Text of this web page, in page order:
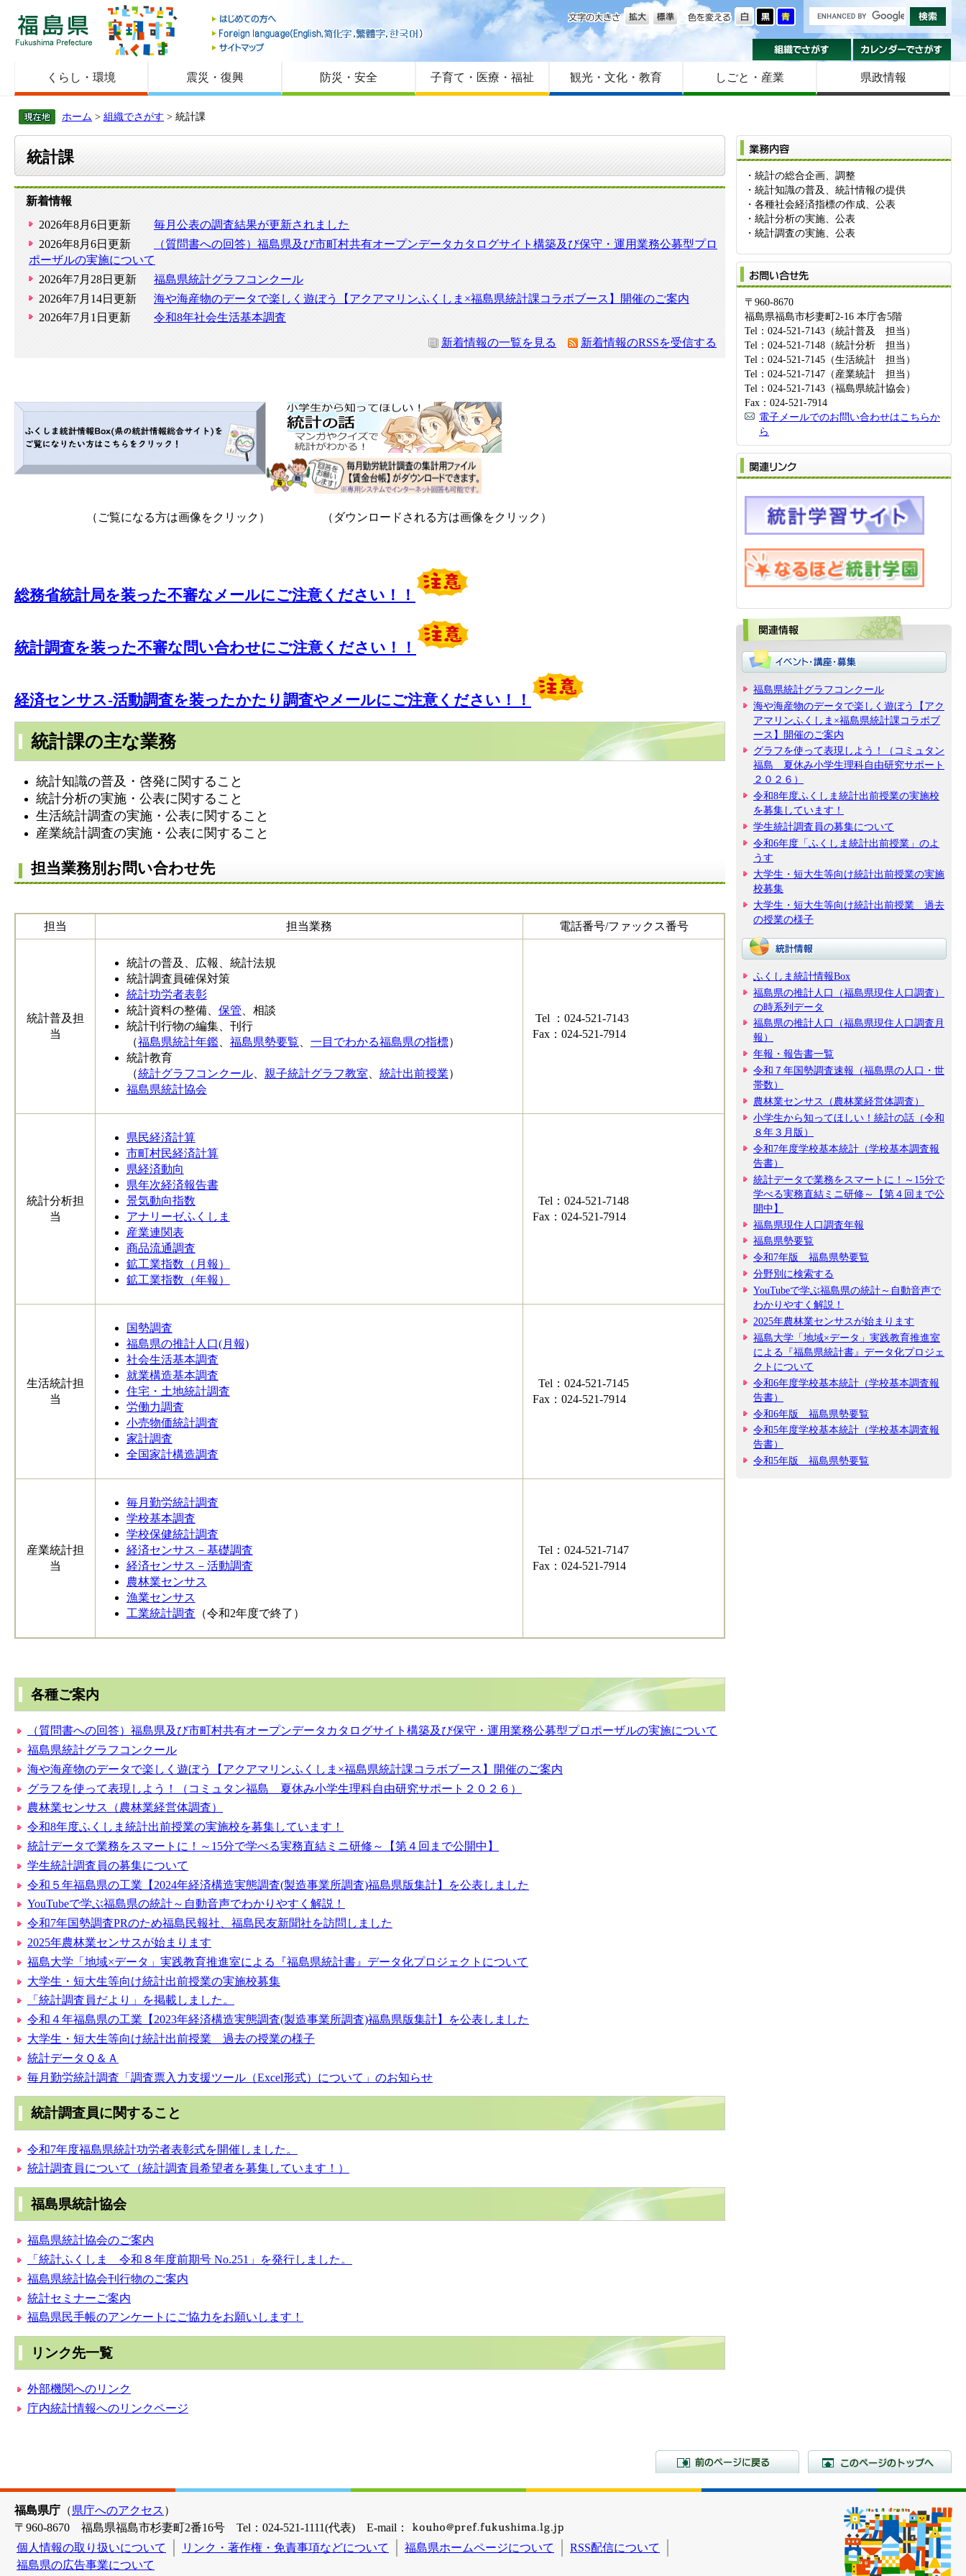
福島県
はじめての方へ
Foreign language
サイトマップ
色を変える
文字の大きさ
組織でさがす
くらし・環境 震災・復興 防災・安全 子育て・医療・福祉 観光・文化・教育 しごと・産業 県政情報
ホーム > 組織でさがす > 統計課
統計課
新着情報
2026年8月6日更新
毎月公表の調査結果が更新されました
2026年8月6日更新
（質問書への回答）福島県及び市町村共有オープンデータカタログサイト構築及び保守・運用業務公募型プロ
ポーザルの実施について
2026年7月28日更新
福島県統計グラフコンクール
2026年7月14日更新
海や海産物のデータで楽しく遊ぼう【アクアマリンふくしま×福島県統計課コラボブース】開催のご案内
2026年7月1日更新
令和8年社会生活基本調査
新着情報の一覧を見る 新着情報のRSSを受信する
（ご覧になる方は画像をクリック） ​（ダウンロードされる方は画像をクリック）
総務省統計局を装った不審なメールにご注意ください！！
統計調査を装った不審な問い合わせにご注意ください！！
経済センサス-活動調査を装ったかたり調査やメールにご注意ください！！
統計課の主な業務
統計知識の普及・啓発に関すること
統計分析の実施・公表に関すること
生活統計調査の実施・公表に関すること
産業統計調査の実施・公表に関すること
担当業務別お問い合わせ先
担当 担当業務 電話番号/ファックス番号
統計普及担
当
統計の普及、広報、統計法規
統計調査員確保対策
統計功労者表彰
統計資料の整備、 保管 、相談
統計刊行物の編集、刊行
（福島県統計年鑑、 福島県勢要覧 一目でわかる福島県の指標）
統計教育
（統計グラフコンクール、 親子統計グラフ教室 統計出前授業）
福島県統計協会
Tel ：024-521-7143
Fax：024-521-7914
統計分析担
当
県民経済計算
市町村民経済計算
県経済動向
県年次経済報告書
景気動向指数
アナリーゼふくしま
産業連関表
商品流通調査
鉱工業指数（月報）
鉱工業指数（年報）
Tel：024-521-7148
Fax：024-521-7914
生活統計担
当
国勢調査
福島県の推計人口(月報)
社会生活基本調査
就業構造基本調査
住宅・土地統計調査
労働力調査
小売物価統計調査
家計調査
全国家計構造調査
Tel：024-521-7145
Fax：024-521-7914
産業統計担
当
毎月勤労統計調査
学校基本調査
学校保健統計調査
経済センサス－基礎調査
経済センサス－活動調査
農林業センサス
漁業センサス
工業統計調査 （令和2年度で終了）
Tel：024-521-7147
​Fax：024-521-7914
各種ご案内
（質問書への回答）福島県及び市町村共有オープンデータカタログサイト構築及び保守・運用業務公募型プロポーザルの実施について
福島県統計グラフコンクール
海や海産物のデータで楽しく遊ぼう【アクアマリンふくしま×福島県統計課コラボブース】開催のご案内
グラフを使って表現しよう！（コミュタン福島 夏休み小学生理科自由研究サポート２０２６）
農林業センサス（農林業経営体調査）
令和8年度ふくしま統計出前授業の実施校を募集しています！
統計データで業務をスマートに！～15分で学べる実務直結ミニ研修～【第４回まで公開中】
学生統計調査員の募集について
令和５年福島県の工業【2024年経済構造実態調査(製造事業所調査)福島県版集計】を公表しました
YouTubeで学ぶ福島県の統計～自動音声でわかりやすく解説！
令和7年国勢調査PRのため福島民報社、福島民友新聞社を訪問しました
2025年農林業センサスが始まります
福島大学「地域×データ」実践教育推進室による『福島県統計書』データ化プロジェクトについて
大学生・短大生等向け統計出前授業の実施校募集
「統計調査員だより」を掲載しました。
令和４年福島県の工業【2023年経済構造実態調査(製造事業所調査)福島県版集計】を公表しました
大学生・短大生等向け統計出前授業 過去の授業の様子
統計データＱ＆Ａ
毎月勤労統計調査「調査票入力支援ツール（Excel形式）について」のお知らせ
統計調査員に関すること
令和7年度福島県統計功労者表彰式を開催しました。
統計調査員について（統計調査員希望者を募集しています！）
福島県統計協会
福島県統計協会のご案内
「統計ふくしま 令和８年度前期号 No.251」を発行しました。
福島県統計協会刊行物のご案内
統計セミナーご案内
福島県民手帳のアンケートにご協力をお願いします！
リンク先一覧
外部機関へのリンク
庁内統計情報へのリンクページ
・統計の総合企画、調整
・統計知識の普及、統計情報の提供
・各種社会経済指標の作成、公表
・統計分析の実施、公表
・統計調査の実施、公表
〒960-8670
福島県福島市杉妻町2-16 本庁舎5階
Tel：024-521-7143（統計普及 担当）
Tel：024-521-7148（統計分析 担当）
Tel：024-521-7145（生活統計 担当）
Tel：024-521-7147（産業統計 担当）
Tel：024-521-7143（福島県統計協会）
Fax：024-521-7914
電子メールでのお問い合わせはこちらか
ら
福島県統計グラフコンクール
海や海産物のデータで楽しく遊ぼう【アク
アマリンふくしま×福島県統計課コラボブ
ース】開催のご案内
グラフを使って表現しよう！（コミュタン
福島 夏休み小学生理科自由研究サポート
２０２６）
令和8年度ふくしま統計出前授業の実施校
を募集しています！
学生統計調査員の募集について
令和6年度「ふくしま統計出前授業」のよ
うす
大学生・短大生等向け統計出前授業の実施
校募集
大学生・短大生等向け統計出前授業 過去
の授業の様子
ふくしま統計情報Box
福島県の推計人口（福島県現住人口調査）
の時系列データ
福島県の推計人口（福島県現住人口調査月
報）
年報・報告書一覧
令和７年国勢調査速報（福島県の人口・世
帯数）
農林業センサス（農林業経営体調査）
小学生から知ってほしい！統計の話（令和
８年３月版）
令和7年度学校基本統計（学校基本調査報
告書）
統計データで業務をスマートに！～15分で
学べる実務直結ミニ研修～【第４回まで公
開中】
福島県現住人口調査年報
福島県勢要覧
令和7年版 福島県勢要覧
分野別に検索する
YouTubeで学ぶ福島県の統計～自動音声で
わかりやすく解説！
2025年農林業センサスが始まります
福島大学「地域×データ」実践教育推進室
による『福島県統計書』データ化プロジェ
クトについて
令和6年度学校基本統計（学校基本調査報
告書）
令和6年版 福島県勢要覧
令和5年度学校基本統計（学校基本調査報
告書）
令和5年版 福島県勢要覧
前のページに戻る
福島県庁 （県庁へのアクセス ）
〒960-8670 福島県福島市杉妻町2番16号 Tel：024-521-1111(代表) E-mail：
個人情報の取り扱いについて
リンク・著作権・免責事項などについて 福島県ホームページについて
RSS配信について
福島県の広告事業について